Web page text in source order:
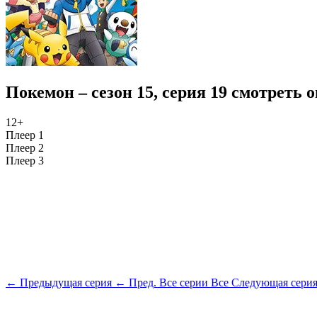
Покемон – сезон 15, серия 19 смотреть
12+
Плеер 1
Плеер 2
Плеер 3
← Предыдущая серия ← Пред. Все серии Все Следующая